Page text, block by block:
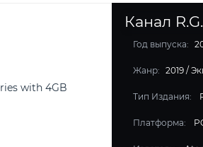
Канал
Год выпуска:
Жанр: 2019 /
Тип Издания:
Платформа:
with 4GB